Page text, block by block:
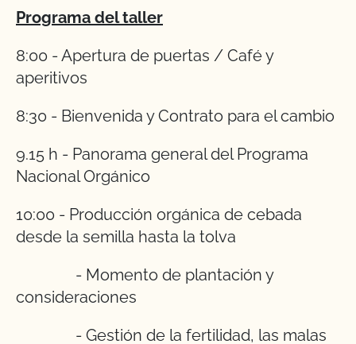
Programa del taller
8:00 - Apertura de puertas / Café y
aperitivos
8:30 - Bienvenida y Contrato para el cambio
9.15 h - Panorama general del Programa
Nacional Orgánico
10:00 - Producción orgánica de cebada
desde la semilla hasta la tolva
- Momento de plantación y
consideraciones
- Gestión de la fertilidad, las malas